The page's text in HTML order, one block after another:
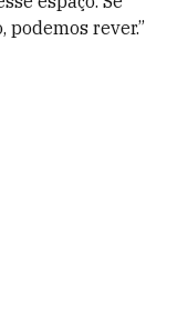
podemos rever.”